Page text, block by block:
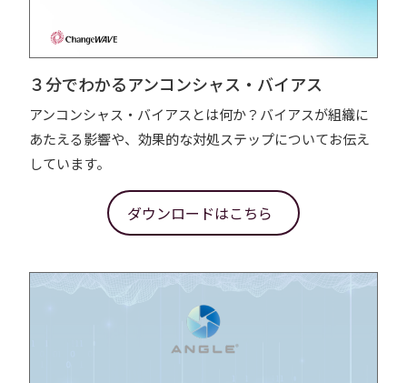
３分でわかるアンコンシャス・バイアス
アンコンシャス・バイアスとは何か？バイアスが組織に
あたえる影響や、効果的な対処ステップについてお伝え
しています。
ダウンロードはこちら